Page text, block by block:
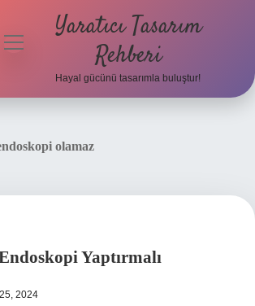
menüyü
Yaratıcı Tasarım
Rehberi
Hayal gücünü tasarımla buluştur!
olamaz
Yaptırmalı
2024